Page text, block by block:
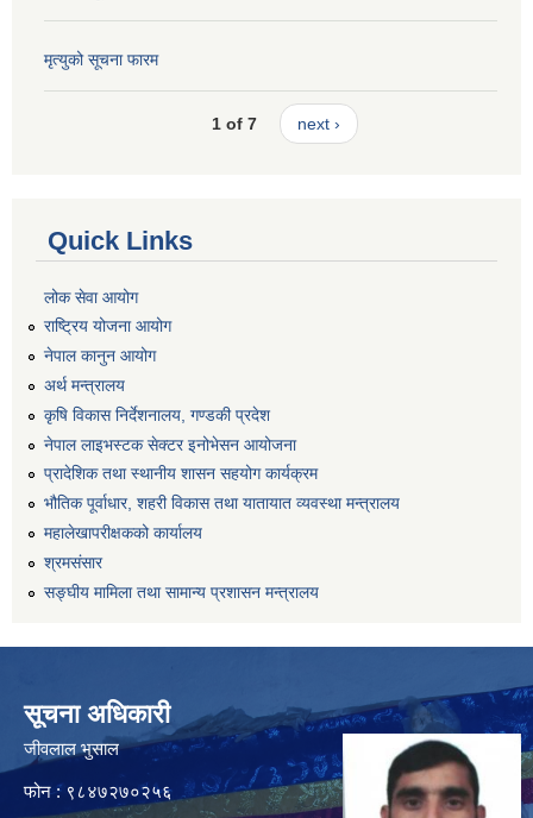
मृत्युको सूचना फारम
1 of 7 next ›
Quick Links
लोक सेवा आयोग
राष्ट्रिय योजना आयोग
नेपाल कानुन आयोग
अर्थ मन्त्रालय
कृषि विकास निर्देशनालय, गण्डकी प्रदेश
नेपाल लाइभस्टक सेक्टर इनोभेसन आयोजना
प्रादेशिक तथा स्थानीय शासन सहयोग कार्यक्रम
भौतिक पूर्वाधार, शहरी विकास तथा यातायात व्यवस्था मन्त्रालय
महालेखापरीक्षकको कार्यालय
श्रमसंसार
सङ्घीय मामिला तथा सामान्य प्रशासन मन्त्रालय
सूचना अधिकारी
जीवलाल भुसाल
फोन : ९८४७२७०२५६